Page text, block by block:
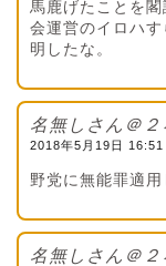
馬鹿げたことを
会運営のイロハ
明したな。
名無しさん＠
2018年5月19日 16:51
野党に無能罪適
名無しさん＠